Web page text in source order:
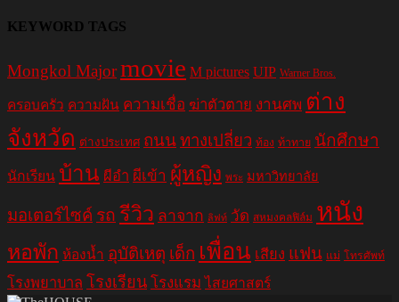
KEYWORD TAGS
Mongkol Majormovie M pictures UIP Warner Bros.
ครอบครัว ความฝัน ความเชื่อ ฆ่าตัวตาย งานศพ ต่าง
จังหวัด ต่างประเทศ ถนนทางเปลี่ยว ท้อง ท้าทาย นักศึกษา
นักเรียน บ้าน ผีอำ ผีเข้า ผู้หญิง พระ มหาวิทยาลัย
มอเตอร์ไซค์ รถ รีวิว ลาจาก ลิฟท์ วัด สหมงคลฟิล์ม หนัง
หอพัก ห้องน้ำ อุบัติเหตุ เด็ก เพื่อน เสียง แฟน แม่ โทรศัพท์
โรงพยาบาล โรงเรียน โรงแรม ไสยศาสตร์